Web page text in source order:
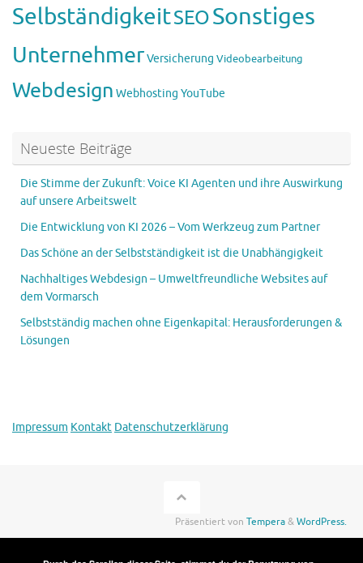
SelbständigkeitSEOSonstiges
UnternehmerVersicherung Videobearbeitung
Webdesign Webhosting YouTube
Neueste Beiträge
Die Stimme der Zukunft: Voice KI Agenten und ihre Auswirkung
auf unsere Arbeitswelt
Die Entwicklung von KI 2026 – Vom Werkzeug zum Partner
Das Schöne an der Selbstständigkeit ist die Unabhängigkeit
Nachhaltiges Webdesign – Umweltfreundliche Websites auf
dem Vormarsch
Selbstständig machen ohne Eigenkapital: Herausforderungen &
Lösungen
Impressum Kontakt Datenschutzerklärung
Präsentiert von Tempera&WordPress.